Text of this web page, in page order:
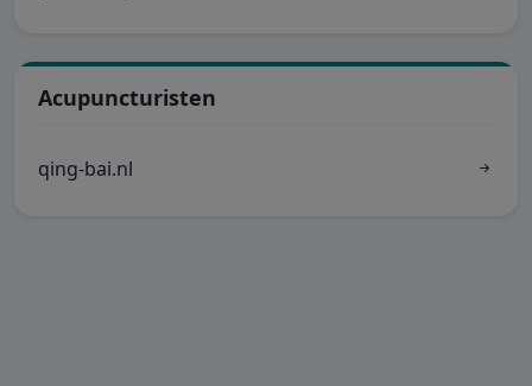
Acupuncturisten
qing-bai.nl